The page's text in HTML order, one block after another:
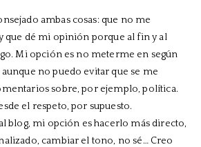
ambas cosas: que no me
que dé mi opinión porque al fin y al
Mi opción es no meterme en según
aunque no puedo evitar que se me
sobre, por ejemplo, política.
el respeto, por supuesto.
blog, mi opción es hacerlo más directo,
cambiar el tono, no sé… Creo